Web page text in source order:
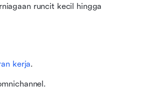
runcit kecil hingga
kerja.